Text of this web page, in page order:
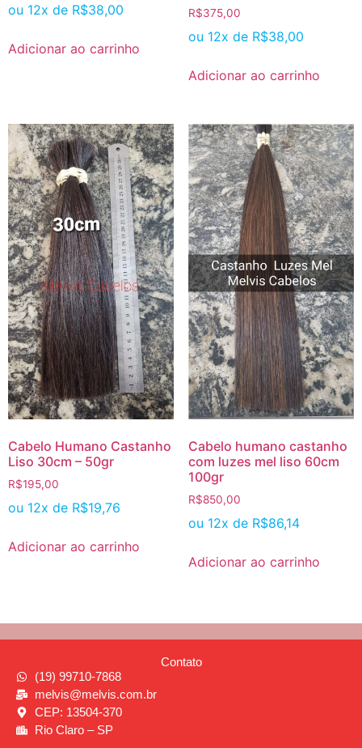
ou 12x de R$38,00
Adicionar ao carrinho
R$375,00
ou 12x de R$38,00
Adicionar ao carrinho
Cabelo Humano Castanho
Liso 30cm – 50gr
R$195,00
ou 12x de R$19,76
Adicionar ao carrinho
Cabelo humano castanho
com luzes mel liso 60cm
100gr
R$850,00
ou 12x de R$86,14
Adicionar ao carrinho
Contato
(19) 99710-7868
melvis@melvis.com.br
CEP: 13504-370
Rio Claro – SP